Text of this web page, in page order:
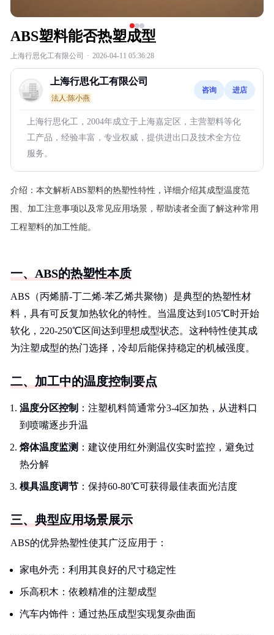
ABS塑料能否热塑成型
上海行思化工有限公司 · 2026-04-11 05:36:28
上海行思化工有限公司
法人:陈小燕
咨询 进店
上海行思化工，2004年成立于上海嘉定区，主营塑料等化
工产品，经验丰富，专业权威，提供进出口及技术全方位
服务。
介绍： 本文解析ABS塑料的热塑性特性，详细介绍其成型温度范
围、加工注意事项以及常见应用场景，帮助读者全面了解这种常用
工程塑料的加工性能。
一、ABS的热塑性本质
ABS（丙烯腈-丁二烯-苯乙烯共聚物）是典型的热塑性材
料，具有可反复加热软化的特性。当温度达到105℃时开始
软化，220-250℃区间达到理想成型状态。这种特性使其成
为注塑成型的热门选择，冷却后能保持稳定的机械强度。
二、加工中的温度控制要点
温度分区控制 ：注塑机料筒通常分3-4区加热，从进料口
到喷嘴逐步升温
熔体温度监测 ：建议使用红外测温仪实时监控，避免过
热分解
模具温度调节 ：保持60-80℃可获得最佳表面光洁度
三、典型应用场景展示
ABS的优异热塑性使其广泛应用于：
家电外壳：利用其良好的尺寸稳定性
乐高积木：依赖精准的注塑成型
汽车内饰件：通过热压成型实现复杂曲面